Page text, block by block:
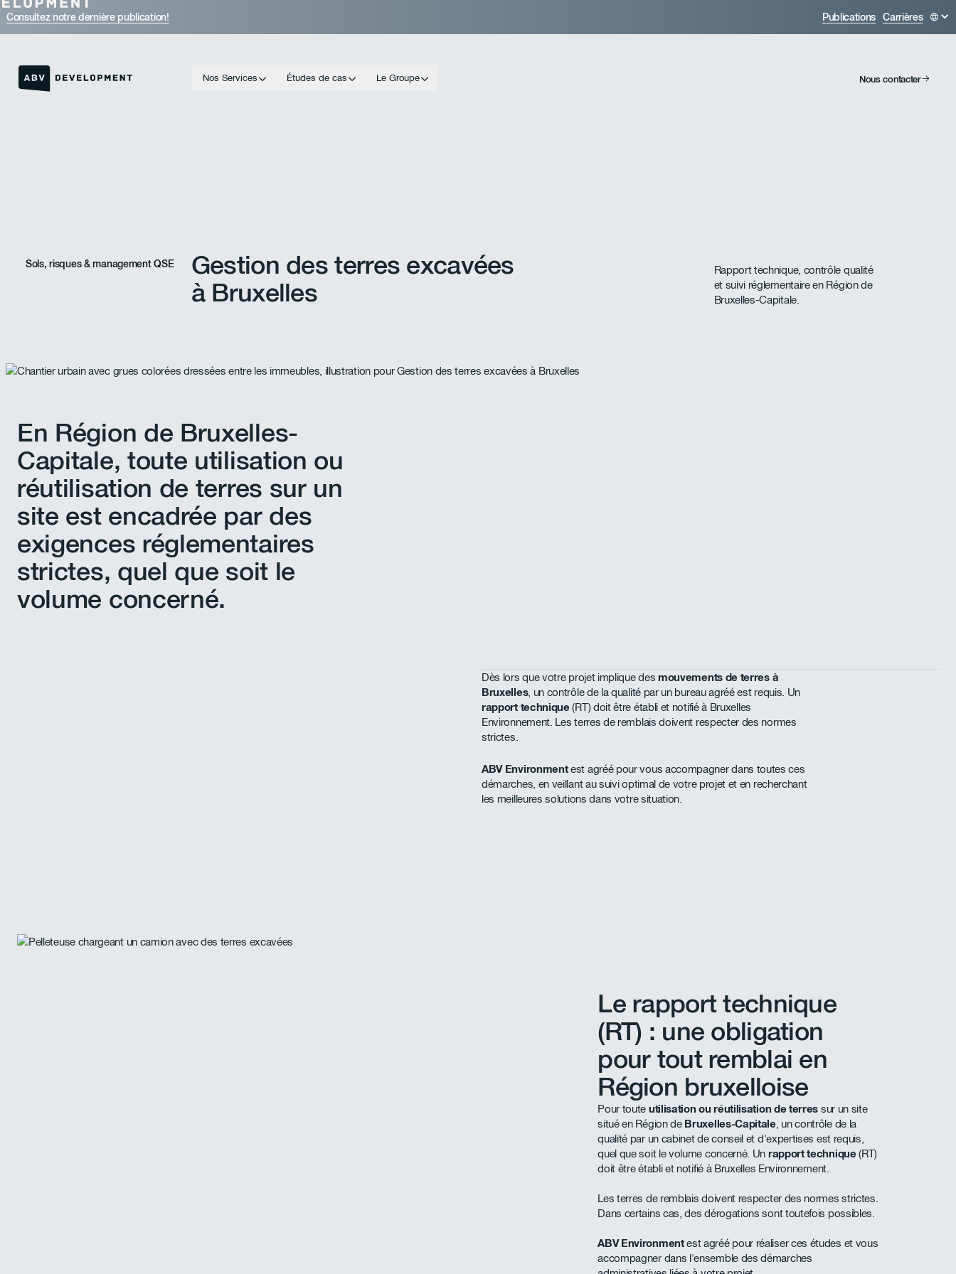
Consultez notre dernière publication! Publications Carrières
Nos Services Études de cas Le Groupe Nous contacter
Sols, risques & management QSE
Gestion des terres excavées
à Bruxelles
Rapport technique, contrôle qualité
et suivi réglementaire en Région de
Bruxelles-Capitale.
En Région de Bruxelles-
Capitale, toute utilisation ou
réutilisation de terres sur un
site est encadrée par des
exigences réglementaires
strictes, quel que soit le
volume concerné.
Dès lors que votre projet implique des mouvements de terres à
Bruxelles, un contrôle de la qualité par un bureau agréé est requis. Un
rapport technique(RT) doit être établi et notifié à Bruxelles
Environnement. Les terres de remblais doivent respecter des normes
strictes.
ABV Environmentest agréé pour vous accompagner dans toutes ces
démarches, en veillant au suivi optimal de votre projet et en recherchant
les meilleures solutions dans votre situation.
Le rapport technique
(RT) : une obligation
pour tout remblai en
Région bruxelloise
Pour toute utilisation ou réutilisation de terres sur un site
situé en Région de Bruxelles-Capitale, un contrôle de la
qualité par un cabinet de conseil et d'expertises est requis,
quel que soit le volume concerné. Un rapport technique(RT)
doit être établi et notifié à Bruxelles Environnement.
Les terres de remblais doivent respecter des normes strictes.
Dans certains cas, des dérogations sont toutefois possibles.
ABV Environmentest agréé pour réaliser ces études et vous
accompagner dans l'ensemble des démarches